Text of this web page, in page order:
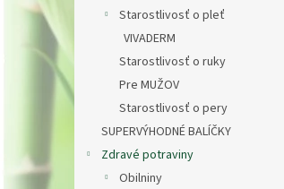
Starostlivosť o pleť
VIVADERM
Starostlivosť o ruky
Pre MUŽOV
Starostlivosť o pery
SUPERVÝHODNÉ BALÍČKY
Zdravé potraviny
Obilniny